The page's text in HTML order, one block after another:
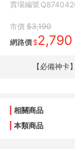
賣場編號
市價 $3,190
網路價$2,790
【必備神
相關商品
本類商品